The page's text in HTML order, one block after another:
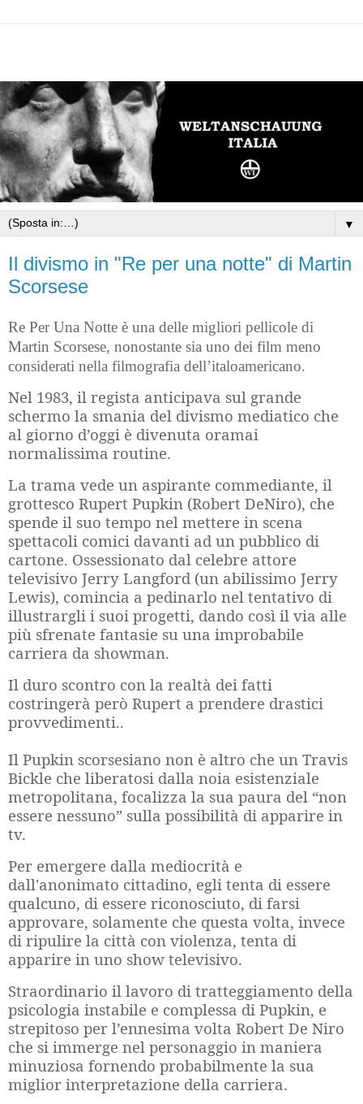
▼
Il divismo in "Re per una notte" di Martin
Scorsese
Re Per Una Notte è una delle migliori pellicole di
Martin Scorsese, nonostante sia uno dei film meno
considerati nella filmografia dell’italoamericano.
Nel 1983, il regista anticipava sul grande
schermo la smania del divismo mediatico che
al giorno d’oggi è divenuta oramai
normalissima routine.
La trama vede un aspirante commediante, il
grottesco Rupert Pupkin (Robert DeNiro), che
spende il suo tempo nel mettere in scena
spettacoli comici davanti ad un pubblico di
cartone. Ossessionato dal celebre attore
televisivo Jerry Langford (un abilissimo Jerry
Lewis), comincia a pedinarlo nel tentativo di
illustrargli i suoi progetti, dando così il via alle
più sfrenate fantasie su una improbabile
carriera da showman.
Il duro scontro con la realtà dei fatti
costringerà però Rupert a prendere drastici
provvedimenti..
Il Pupkin scorsesiano non è altro che un Travis
Bickle che liberatosi dalla noia esistenziale
metropolitana, focalizza la sua paura del “non
essere nessuno” sulla possibilità di apparire in
tv.
Per emergere dalla mediocrità e
dall'anonimato cittadino, egli tenta di essere
qualcuno, di essere riconosciuto, di farsi
approvare, solamente che questa volta, invece
di ripulire la città con violenza, tenta di
apparire in uno show televisivo.
Straordinario il lavoro di tratteggiamento della
psicologia instabile e complessa di Pupkin, e
strepitoso per l’ennesima volta Robert De Niro
che si immerge nel personaggio in maniera
minuziosa fornendo probabilmente la sua
miglior interpretazione della carriera.